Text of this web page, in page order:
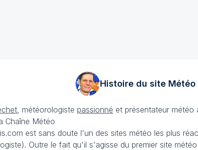
Histoire du site Météo
, météorologiste passionné et présentateur
Chaîne Météo
est sans doute l'un des sites météo les plus
Outre le fait qu'il s'agisse du premier site